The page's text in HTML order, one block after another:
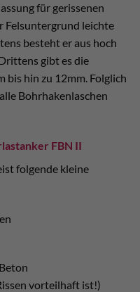
für gerissenen
Felsuntergrund leichte
besteht er aus hoch
gibt es die
bis hin zu 12mm. Folglich
Bohrhakenlaschen
FBN II
folgende kleine
vorteilhaft ist!)